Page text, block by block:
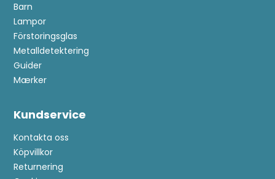
Barn
Lampor
Förstoringsglas
Metalldetektering
Guider
Mærker
Kundservice
Kontakta oss
Köpvillkor
Returnering
Anmäl dig till kundklubb!
Bli medlem i kundklubben och se fram emot